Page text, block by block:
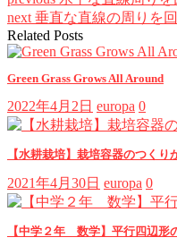
next 垂直な直線の周りを
Related Posts
Green Grass Grows All Around
2022年4月2日 europa 0
【水耕栽培】栽培容器のつくり
2021年4月30日 europa 0
【中学２年 数学】平行四辺形